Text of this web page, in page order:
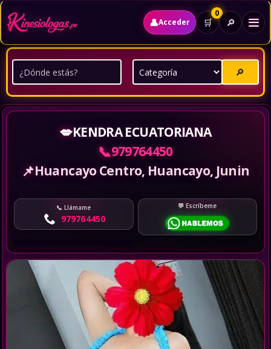
👤Acceder 🛒
0
🔎
🔎
💋KENDRA ECUATORIANA
📞979764450
📌Huancayo Centro, Huancayo, Junin
Llámame
979764450
Escríbeme